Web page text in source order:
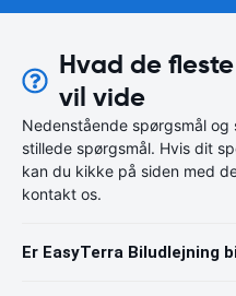
Hvad de
vil vide
Nedenstående spørgsmål
stillede spørgsmål. Hvis dit
kan du kikke på siden med
kontakt os.
Er EasyTerra Biludlejning